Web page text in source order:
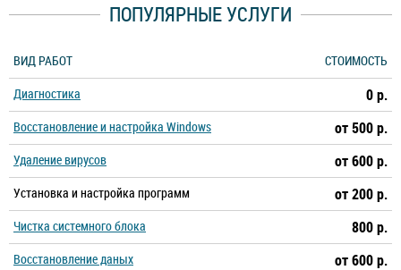
ПОПУЛЯРНЫЕ УСЛУГИ
ВИД РАБОТ
СТОИМОСТЬ
Диагностика
0 р.
Восстановление и настройка Windows от 500 р.
Удаление вирусов от 600 р.
Установка и настройка программ от 200 р.
Чистка системного блока 800 р.
Восстановление даных от 600 р.